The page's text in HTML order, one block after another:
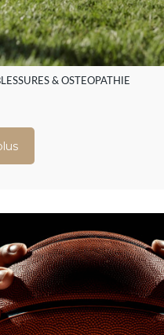
& OSTEOPATHIE